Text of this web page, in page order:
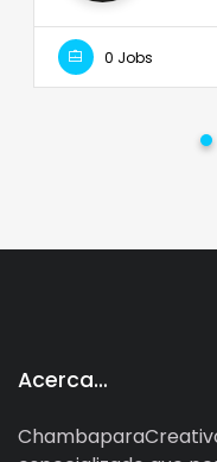
0 Jobs
Acerca…